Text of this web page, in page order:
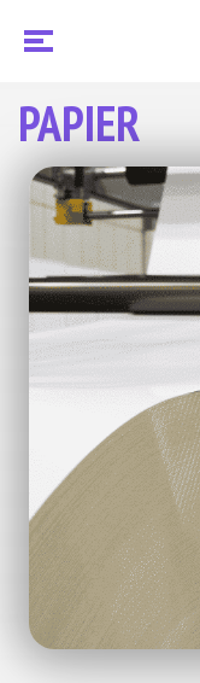
PAPIER